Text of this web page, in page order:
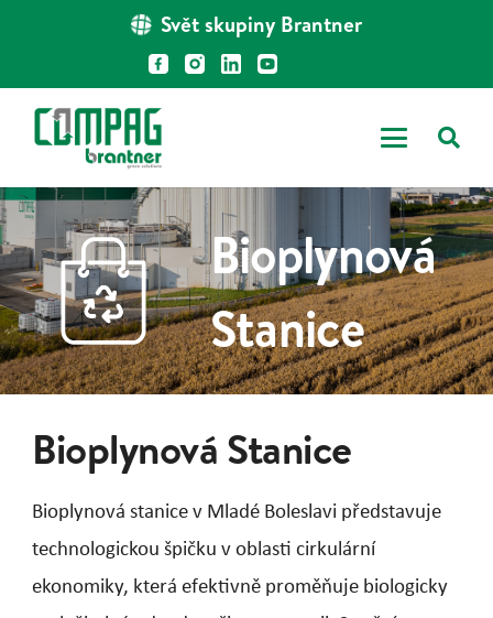
Svět skupiny Brantner
Bioplynová
Stanice
Bioplynová Stanice
Bioplynová stanice v Mladé Boleslavi představuje
technologickou špičku v oblasti cirkulární
ekonomiky, která efektivně proměňuje biologicky